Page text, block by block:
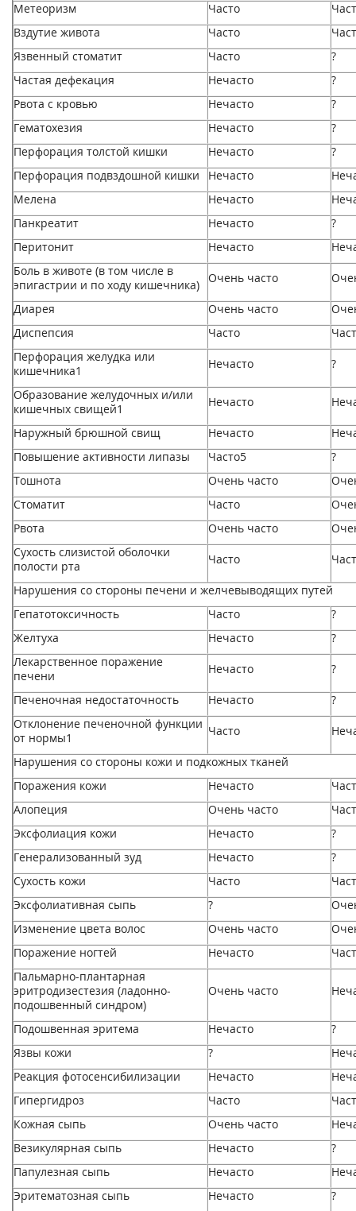
Метеоризм
Часто
Вздутие живота
Часто
Язвенный стоматит
Часто
?
Частая дефекация
Нечасто
?
Рвота с кровью
Нечасто
?
Гематохезия
Нечасто
?
Перфорация толстой кишки
Нечасто
?
Перфорация подвздошной кишки
Нечасто
Мелена
Нечасто
Панкреатит
Нечасто
?
Перитонит
Нечасто
Боль в животе (в том числе в
эпигастрии и по ходу кишечника) Очень часто
Диарея Очень часто
Диспепсия
Часто
Перфорация желудка или
кишечника1
Нечасто ?
Образование желудочных и/или
кишечных свищей1
Нечасто
Наружный брюшной свищ Нечасто
Повышение активности липазы
Часто5
?
Тошнота
Очень часто
Стоматит
Часто
Рвота
Очень часто
Сухость слизистой оболочки
полости рта
Часто
Нарушения со стороны печени и желчевыводящих путей
Гепатотоксичность
Часто
?
Желтуха
Нечасто
?
Лекарственное поражение
печени
Нечасто ?
Печеночная недостаточность Нечасто
?
Отклонение печеночной функции
от нормы1 Часто
Нарушения со стороны кожи и подкожных тканей
Поражения кожи
Нечасто
Алопеция
Очень часто
Эксфолиация кожи
Нечасто
?
Генерализованный зуд
Нечасто
?
Сухость кожи
Часто
Эксфолиативная сыпь
?
Изменение цвета волос
Очень часто
Поражение ногтей
Нечасто
Пальмарно-плантарная
эритродизестезия (ладонно-
подошвенный синдром)
Очень часто
Подошвенная эритема Нечасто
?
Язвы кожи
?
Реакция фотосенсибилизации
Нечасто
Гипергидроз
Часто
Кожная сыпь
Очень часто
Везикулярная сыпь
Нечасто
?
Папулезная сыпь
Нечасто
Эритематозная сыпь
Нечасто
?